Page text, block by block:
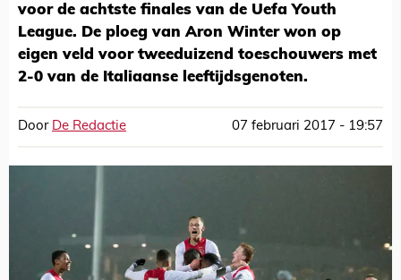
voor de achtste finales van de Uefa Youth
League. De ploeg van Aron Winter won op
eigen veld voor tweeduizend toeschouwers met
2-0 van de Italiaanse leeftijdsgenoten.
Door De Redactie 07 februari 2017 - 19:57